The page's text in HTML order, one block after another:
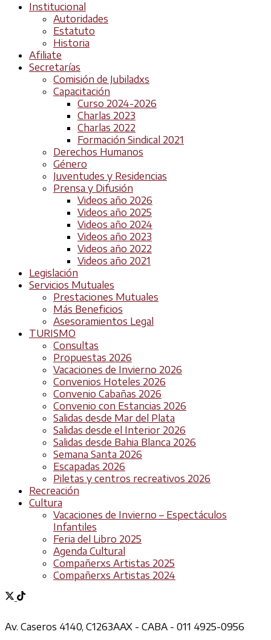
Institucional
Autoridades
Estatuto
Historia
Afiliate
Secretarías
Comisión de Jubiladxs
Capacitación
Curso 2024-2026
Charlas 2023
Charlas 2022
Formación Sindical 2021
Derechos Humanos
Género
Juventudes y Residencias
Prensa y Difusión
Videos año 2026
Videos año 2025
Videos año 2024
Videos año 2023
Videos año 2022
Videos año 2021
Legislación
Servicios Mutuales
Prestaciones Mutuales
Más Beneficios
Asesoramientos Legal
TURISMO
Consultas
Propuestas 2026
Vacaciones de Invierno 2026
Convenios Hoteles 2026
Convenio Cabañas 2026
Convenio con Estancias 2026
Salidas desde Mar del Plata
Salidas desde el Interior 2026
Salidas desde Bahia Blanca 2026
Semana Santa 2026
Escapadas 2026
Piletas y centros recreativos 2026
Recreación
Cultura
Vacaciones de Invierno – Espectáculos
Infantiles
Feria del Libro 2025
Agenda Cultural
Compañerxs Artistas 2025
Compañerxs Artistas 2024
Av. Caseros 4140, C1263AAX - CABA - 011 4925-0956